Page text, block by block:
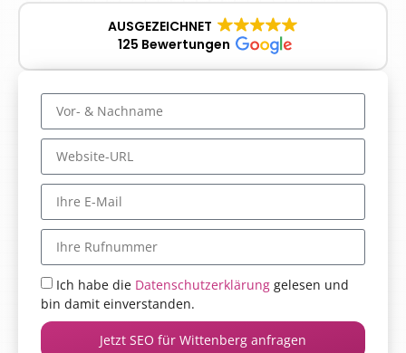
AUSGEZEICHNET
125 Bewertungen
Ich habe die Datenschutzerklärung gelesen und
bin damit einverstanden.
Jetzt SEO für Wittenberg anfragen